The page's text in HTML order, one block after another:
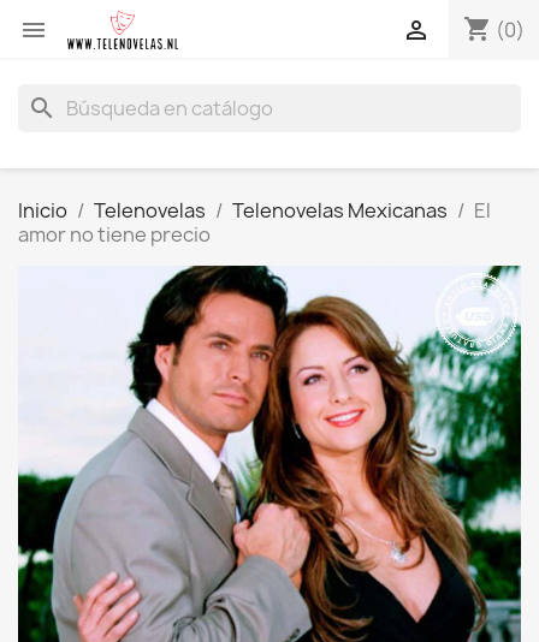
 shopping_cart (0)

search
Inicio Telenovelas Telenovelas Mexicanas
El
amor no tiene precio